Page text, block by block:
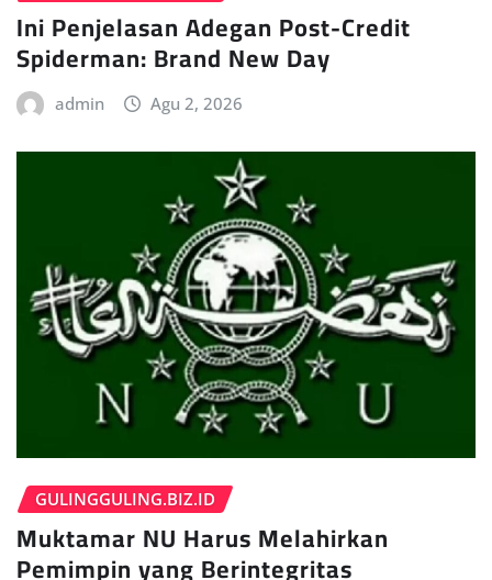
Ini Penjelasan Adegan Post-Credit
Spiderman: Brand New Day
admin Agu 2, 2026
GULINGGULING.BIZ.ID
Muktamar NU Harus Melahirkan
Pemimpin yang Berintegritas